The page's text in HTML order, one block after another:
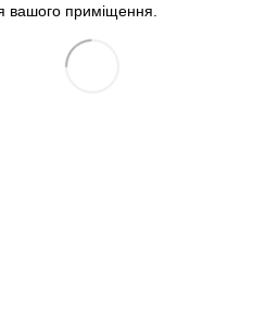
вашого приміщення.